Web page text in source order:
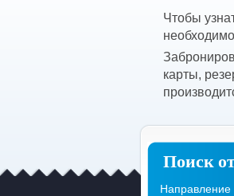
Чтобы
карты,
Поиск
Направление